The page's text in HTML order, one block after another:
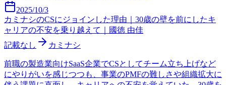
2025/10/3
カミナシのCSにジョインした理由｜30歳の壁を前にしたキ
ャリアの不安を乗り越えて｜國徳 由佳
記載なし
カミナシ
前職の製造業向けSaaS企業でCSとしてチーム立ち上げなど
にやりがいを感じつつも、事業のPMFの難しさや組織拡大に